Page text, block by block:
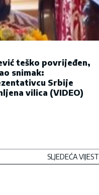
teško povrijeđen,
snimak:
Srbije
vilica (VIDEO)
SLJEDEĆA VIJEST